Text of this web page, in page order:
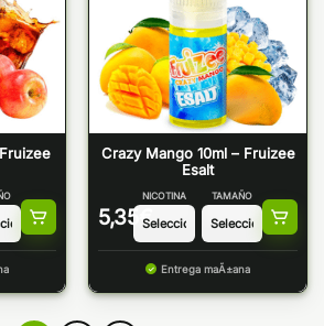
Crazy Mango 10ml – Fruizee
Esalt
5,35 €
NICOTINA TAMAÑO
Entrega maÃ±ana